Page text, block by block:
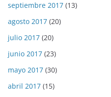
septiembre 2017 (13)
agosto 2017 (20)
julio 2017 (20)
junio 2017 (23)
mayo 2017 (30)
abril 2017 (15)